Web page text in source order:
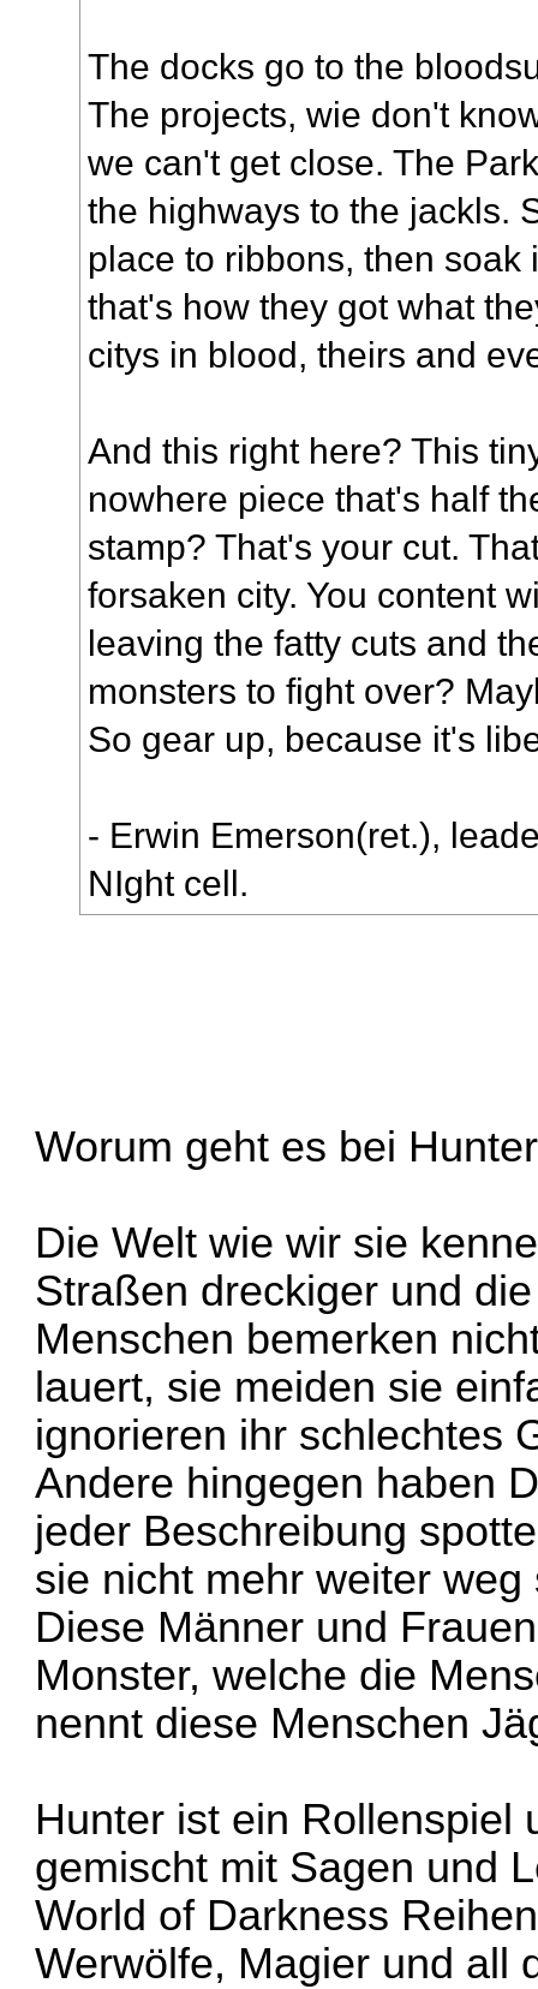
The docks go to the
The projects, wie don't
we can't get close. The
the highways to the jackls.
place to ribbons, then soak
that's how they got what
citys in blood, theirs and
And this right here? This
nowhere piece that's half
stamp? That's your cut.
forsaken city. You content
leaving the fatty cuts and
monsters to fight over?
So gear up, because it's
- Erwin Emerson(ret.),
NIght cell.
Worum geht es bei
Die Welt wie wir sie
Straßen dreckiger und
Menschen bemerken
lauert, sie meiden sie
ignorieren ihr schlechtes
Andere hingegen haben
jeder Beschreibung
sie nicht mehr weiter
Diese Männer und
Monster, welche die
nennt diese Menschen
Hunter ist ein Rollenspiel
gemischt mit Sagen und
World of Darkness
Werwölfe, Magier und all